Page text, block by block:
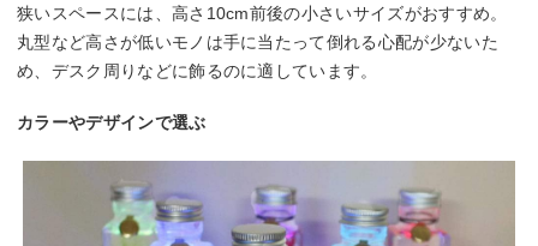
狭いスペースには、高さ10cm前後の小さいサイズがおすすめ。
丸型など高さが低いモノは手に当たって倒れる心配が少ないた
め、デスク周りなどに飾るのに適しています。
カラーやデザインで選ぶ